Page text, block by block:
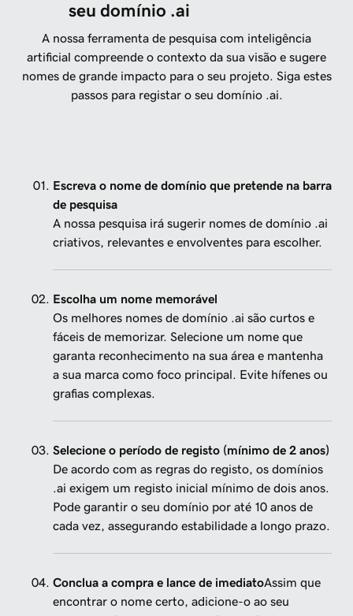
seu domínio .ai
A nossa ferramenta de pesquisa com inteligência
artificial compreende o contexto da sua visão e sugere
nomes de grande impacto para o seu projeto. Siga estes
passos para registar o seu domínio .ai.
Escreva o nome de domínio que pretende na barra
de pesquisa
A nossa pesquisa irá sugerir nomes de domínio .ai
criativos, relevantes e envolventes para escolher.
Escolha um nome memorável
Os melhores nomes de domínio .ai são curtos e
fáceis de memorizar. Selecione um nome que
garanta reconhecimento na sua área e mantenha
a sua marca como foco principal. Evite hífenes ou
grafias complexas.
Selecione o período de registo (mínimo de 2 anos)
De acordo com as regras do registo, os domínios
.ai exigem um registo inicial mínimo de dois anos.
Pode garantir o seu domínio por até 10 anos de
cada vez, assegurando estabilidade a longo prazo.
Conclua a compra e lance de imediatoAssim que
encontrar o nome certo, adicione-o ao seu